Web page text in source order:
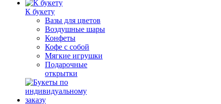
К букету
Вазы для цветов
Воздушные шары
Конфеты
Кофе с собой
Мягкие игрушки
Подарочные
открытки